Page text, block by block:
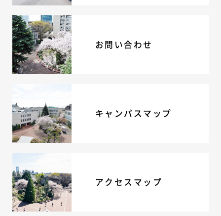
入学金・学費等一覧
入試問題
学校案内
公開行事の紹介
編入学・転入学試験
よくあるご質問
総合案内
ニュース・トピック
お問い合わせ
キャンパスマップ
緊急・災害時の対応
ご支援をお考えの方へ
いじめ防止対策
ENGLISHページ
お問い合わせ
キャンパスマップ
アクセスマップ